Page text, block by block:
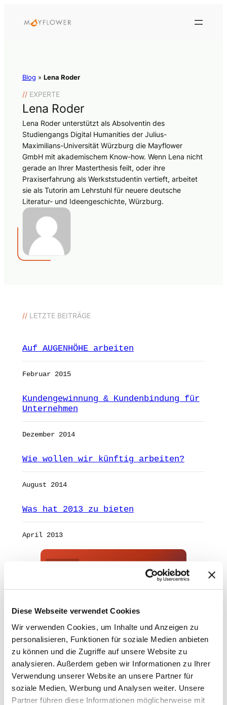
Diese Webseite verwendet Cookies
Wir verwenden Cookies, um Inhalte und Anzeigen zu
personalisieren, Funktionen für soziale Medien anbieten
zu können und die Zugriffe auf unsere Website zu
analysieren. Außerdem geben wir Informationen zu Ihrer
Verwendung unserer Website an unsere Partner für
soziale Medien, Werbung und Analysen weiter. Unsere
Partner führen diese Informationen möglicherweise mit
Blog » Lena Roder
//EXPERTE
Lena Roder
Lena Roder unterstützt als Absolventin des
Studiengangs Digital Humanities der Julius-
Maximilians-Universität Würzburg die Mayflower
GmbH mit akademischem Know-how. Wenn Lena nicht
gerade an Ihrer Masterthesis feilt, oder ihre
Praxiserfahrung als Werkststudentin vertieft, arbeitet
sie als Tutorin am Lehrstuhl für neuere deutsche
Literatur- und Ideengeschichte, Würzburg.
//LETZTE BEITRÄGE
Auf AUGENHÖHE arbeiten
Februar 2015
Kundengewinnung & Kundenbindung für
Unternehmen
Dezember 2014
Wie wollen wir künftig arbeiten?
August 2014
Was hat 2013 zu bieten
April 2013
KI-Agenten in 8 Wochen
On-Prem · 100+ Connectors · Observable RAG
inklusive.
Demo buchen →